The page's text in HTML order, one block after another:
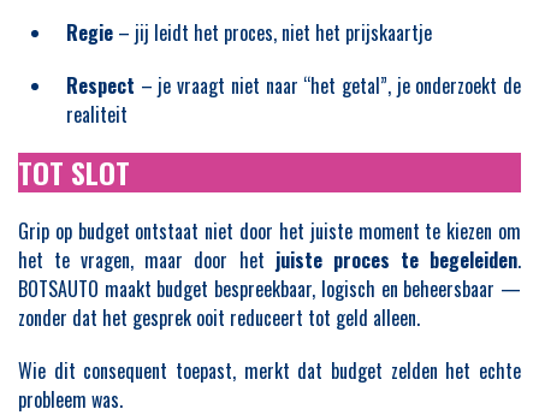
Regie – jij leidt het proces, niet het prijskaartje
Respect – je vraagt niet naar “het getal”, je onderzoekt de
realiteit
TOT SLOT
Grip op budget ontstaat niet door het juiste moment te kiezen om
het te vragen, maar door het juiste proces te begeleiden.
BOTSAUTO maakt budget bespreekbaar, logisch en beheersbaar —
zonder dat het gesprek ooit reduceert tot geld alleen.
Wie dit consequent toepast, merkt dat budget zelden het echte
probleem was.